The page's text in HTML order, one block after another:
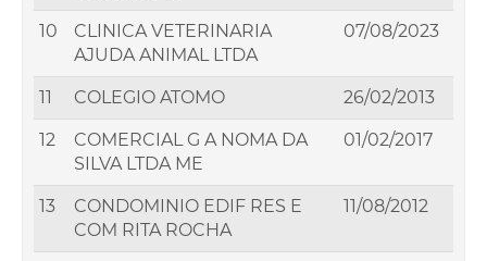
10
CLINICA VETERINARIA
AJUDA ANIMAL LTDA
07/08/2023
11 COLEGIO ATOMO 26/02/2013
12
COMERCIAL G A NOMA DA
SILVA LTDA ME
01/02/2017
13
CONDOMINIO EDIF RES E
COM RITA ROCHA
11/08/2012